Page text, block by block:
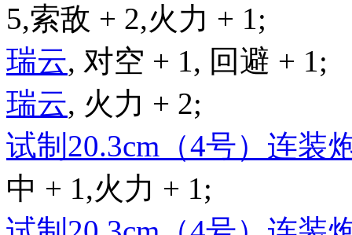
5,索敌 + 2,火力 + 1;
瑞云, 对空 + 1, 回避 + 1;
瑞云, 火力 + 2;
试制20.3cm（4号）连装
中 + 1,火力 + 1;